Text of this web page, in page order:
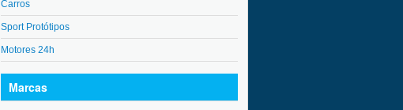
Carros
Sport Protótipos
Motores 24h
Marcas